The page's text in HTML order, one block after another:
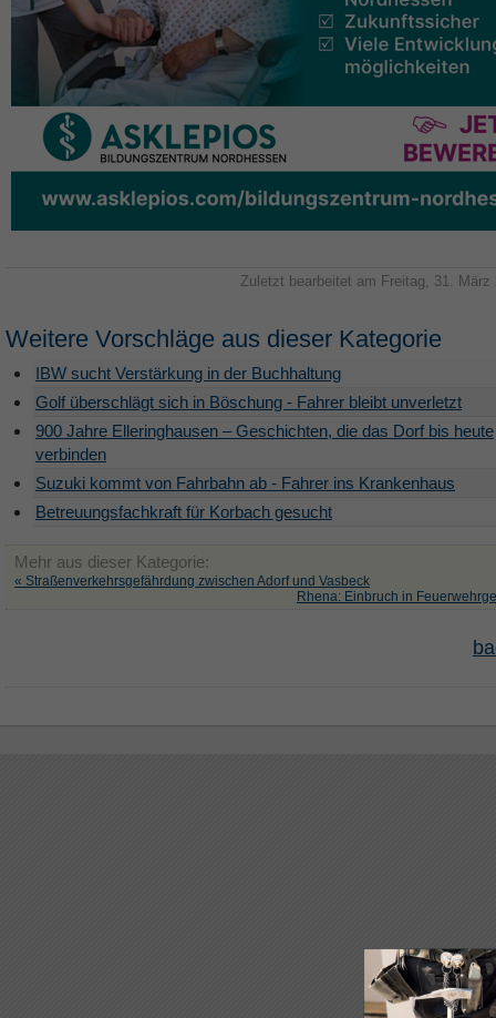
Zuletzt bearbeitet am Freitag, 31. März
Weitere Vorschläge aus dieser Kategorie
IBW sucht Verstärkung in der Buchhaltung
Golf überschlägt sich in Böschung - Fahrer bleibt unverletzt
900 Jahre Elleringhausen – Geschichten, die das Dorf bis heute
verbinden
Suzuki kommt von Fahrbahn ab - Fahrer ins Krankenhaus
Betreuungsfachkraft für Korbach gesucht
Mehr aus dieser Kategorie:
« Straßenverkehrsgefährdung zwischen Adorf und Vasbeck
Rhena: Einbruch in